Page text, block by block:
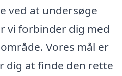
ved at undersøge
vi forbinder dig med
Vores mål er
dig at finde den rette